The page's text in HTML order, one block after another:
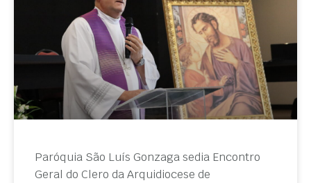
Paróquia São Luís Gonzaga sedia Encontro
Geral do Clero da Arquidiocese de